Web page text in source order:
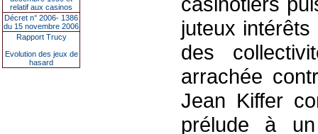
relatif aux casinos
Décret n° 2006- 1386
du 15 novembre 2006
Rapport Trucy
Evolution des jeux de
hasard
juteux
des
arrachée
Jean Kiffer
prélude à un